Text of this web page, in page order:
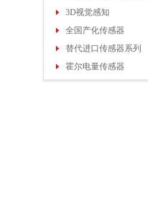
3D视觉感知
全国产化传感器
替代进口传感器系列
霍尔电量传感器